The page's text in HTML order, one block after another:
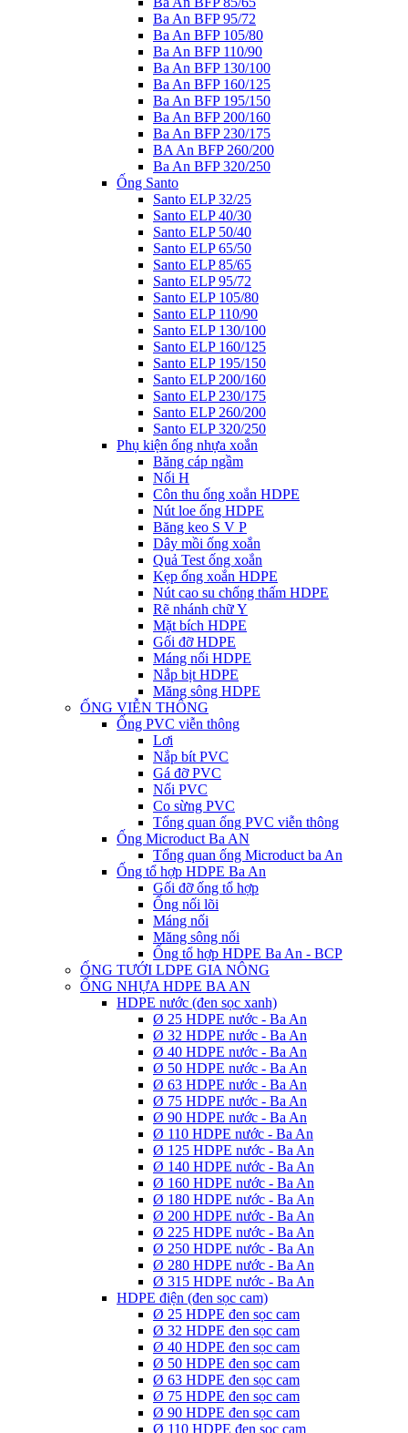
Ba An BFP 95/72
Ba An BFP 105/80
Ba An BFP 110/90
Ba An BFP 130/100
Ba An BFP 160/125
Ba An BFP 195/150
Ba An BFP 200/160
Ba An BFP 230/175
BA An BFP 260/200
Ba An BFP 320/250
Ống Santo
Santo ELP 32/25
Santo ELP 40/30
Santo ELP 50/40
Santo ELP 65/50
Santo ELP 85/65
Santo ELP 95/72
Santo ELP 105/80
Santo ELP 110/90
Santo ELP 130/100
Santo ELP 160/125
Santo ELP 195/150
Santo ELP 200/160
Santo ELP 230/175
Santo ELP 260/200
Santo ELP 320/250
Phụ kiện ống nhựa xoắn
Băng cáp ngầm
Nối H
Côn thu ống xoắn HDPE
Nút loe ống HDPE
Băng keo S V P
Dây mồi ống xoắn
Quả Test ống xoắn
Kẹp ống xoắn HDPE
Nút cao su chống thấm HDPE
Rẽ nhánh chữ Y
Mặt bích HDPE
Gối đỡ HDPE
Máng nối HDPE
Nắp bịt HDPE
Măng sông HDPE
ỐNG VIỄN THÔNG
Ống PVC viễn thông
Lơi
Nắp bít PVC
Gá đỡ PVC
Nối PVC
Co sừng PVC
Tổng quan ống PVC viễn thông
Ống Microduct Ba AN
Tổng quan ống Microduct ba An
Ống tổ hợp HDPE Ba An
Gối đỡ ống tổ hợp
Ống nối lõi
Máng nối
Măng sông nối
Ống tổ hợp HDPE Ba An - BCP
ỐNG TƯỚI LDPE GIA NÔNG
ỐNG NHỰA HDPE BA AN
HDPE nước (đen sọc xanh)
Ø 25 HDPE nước - Ba An
Ø 32 HDPE nước - Ba An
Ø 40 HDPE nước - Ba An
Ø 50 HDPE nước - Ba An
Ø 63 HDPE nước - Ba An
Ø 75 HDPE nước - Ba An
Ø 90 HDPE nước - Ba An
Ø 110 HDPE nước - Ba An
Ø 125 HDPE nước - Ba An
Ø 140 HDPE nước - Ba An
Ø 160 HDPE nước - Ba An
Ø 180 HDPE nước - Ba An
Ø 200 HDPE nước - Ba An
Ø 225 HDPE nước - Ba An
Ø 250 HDPE nước - Ba An
Ø 280 HDPE nước - Ba An
Ø 315 HDPE nước - Ba An
HDPE điện (đen sọc cam)
Ø 25 HDPE đen sọc cam
Ø 32 HDPE đen sọc cam
Ø 40 HDPE đen sọc cam
Ø 50 HDPE đen sọc cam
Ø 63 HDPE đen sọc cam
Ø 75 HDPE đen sọc cam
Ø 90 HDPE đen sọc cam
Ø 110 HDPE đen sọc cam